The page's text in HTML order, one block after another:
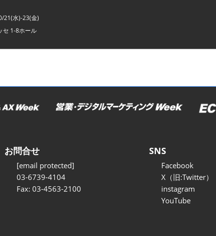
21(水)-23(金)
セ 1-8ホール
お問合せ
[email protected]
03-6739-4104
Fax: 03-4563-2100
SNS
Facebook
X（旧:Twitter）
instagram
YouTube